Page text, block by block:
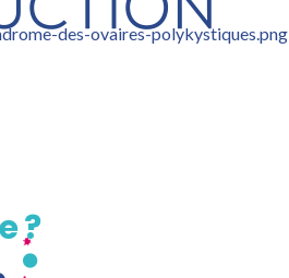
des-ovaires-polykystiques.png
?